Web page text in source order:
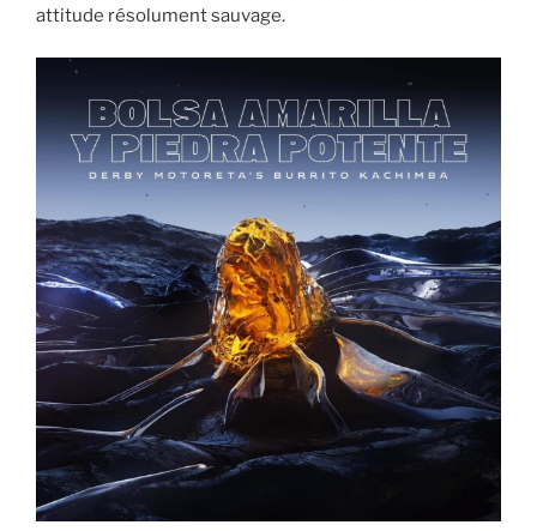
attitude résolument sauvage.